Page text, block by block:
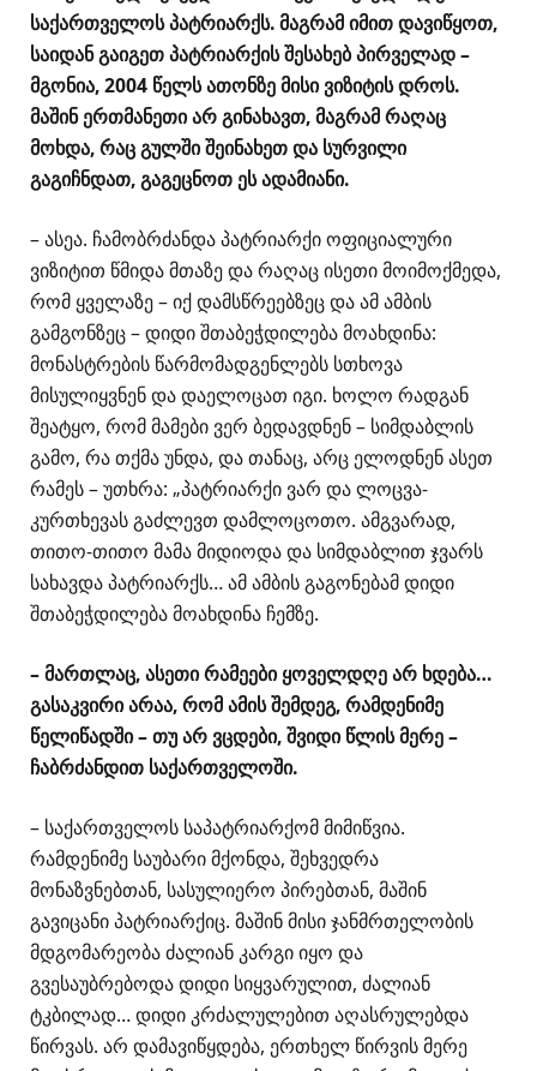
საქართველოს პატრიარქს. მაგრამ იმით დავიწყოთ,
საიდან გაიგეთ პატრიარქის შესახებ პირველად –
მგონია, 2004 წელს ათონზე მისი ვიზიტის დროს.
მაშინ ერთმანეთი არ გინახავთ, მაგრამ რაღაც
მოხდა, რაც გულში შეინახეთ და სურვილი
გაგიჩნდათ, გაგეცნოთ ეს ადამიანი.
– ასეა. ჩამობრძანდა პატრიარქი ოფიციალური
ვიზიტით წმიდა მთაზე და რაღაც ისეთი მოიმოქმედა,
რომ ყველაზე – იქ დამსწრეებზეც და ამ ამბის
გამგონზეც – დიდი შთაბეჭდილება მოახდინა:
მონასტრების წარმომადგენლებს სთხოვა
მისულიყვნენ და დაელოცათ იგი. ხოლო რადგან
შეატყო, რომ მამები ვერ ბედავდნენ – სიმდაბლის
გამო, რა თქმა უნდა, და თანაც, არც ელოდნენ ასეთ
რამეს – უთხრა: „პატრიარქი ვარ და ლოცვა-
კურთხევას გაძლევთ დამლოცოთო. ამგვარად,
თითო-თითო მამა მიდიოდა და სიმდაბლით ჯვარს
სახავდა პატრიარქს… ამ ამბის გაგონებამ დიდი
შთაბეჭდილება მოახდინა ჩემზე.
– მართლაც, ასეთი რამეები ყოველდღე არ ხდება…
გასაკვირი არაა, რომ ამის შემდეგ, რამდენიმე
წელიწადში – თუ არ ვცდები, შვიდი წლის მერე –
ჩაბრძანდით საქართველოში.
– საქართველოს საპატრიარქომ მიმიწვია.
რამდენიმე საუბარი მქონდა, შეხვედრა
მონაზვნებთან, სასულიერო პირებთან, მაშინ
გავიცანი პატრიარქიც. მაშინ მისი ჯანმრთელობის
მდგომარეობა ძალიან კარგი იყო და
გვესაუბრებოდა დიდი სიყვარულით, ძალიან
ტკბილად… დიდი კრძალულებით აღასრულებდა
წირვას. არ დამავიწყდება, ერთხელ წირვის მერე